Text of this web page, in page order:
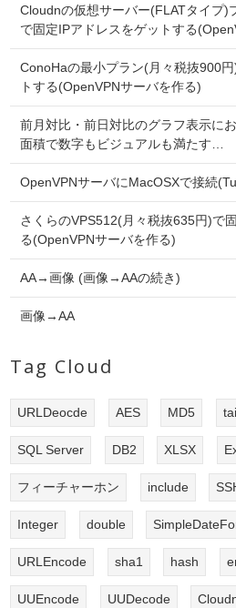
Cloudnの仮想サーバー(FLATタイプ)
で固定IPアドレスをゲットする
ConoHaの最小プラン(月々税抜900
トする(OpenVPNサーバを作る)
前月対比・前日対比のグラフ表示に
面積で数字もビジュアルも満たす…
OpenVPNサーバにMacOSXで接続
さくらのVPS512(月々税抜635円)で
る(OpenVPNサーバを作る)
AA→画像 (画像→AAの続き)
画像→AA
Tag Cloud
URLDeocde AES MD5
SQL Server DB2 XLSX
フィーチャーホン include
Integer double
URLEncode sha1 hash
UUEncode UUDecode